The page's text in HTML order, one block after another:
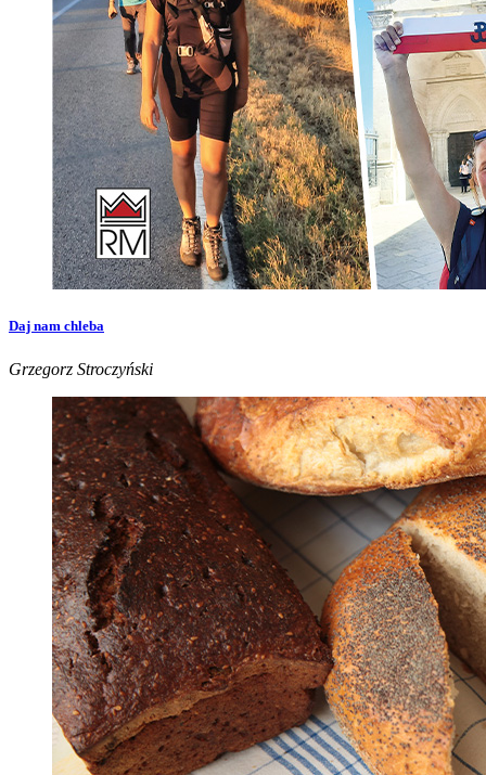
Daj nam chleba
Grzegorz Stroczyński